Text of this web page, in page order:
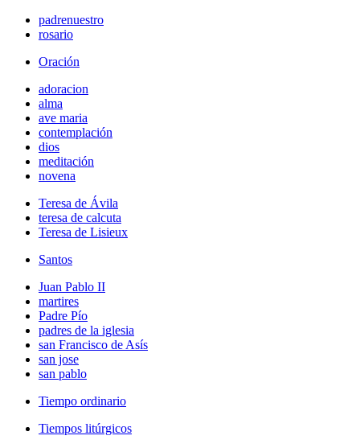
padrenuestro
rosario
Oración
adoracion
alma
ave maria
contemplación
dios
meditación
novena
Teresa de Ávila
teresa de calcuta
Teresa de Lisieux
Santos
Juan Pablo II
martires
Padre Pío
padres de la iglesia
san Francisco de Asís
san jose
san pablo
Tiempo ordinario
Tiempos litúrgicos